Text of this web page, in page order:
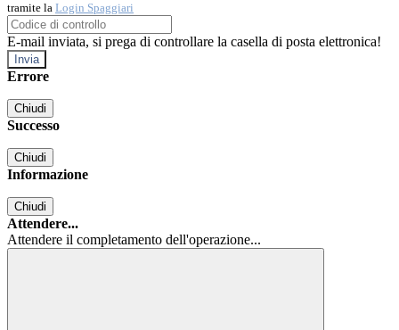
tramite la Login Spaggiari
E-mail inviata, si prega di controllare la casella di posta elettronica!
Errore
Chiudi
Successo
Chiudi
Informazione
Chiudi
Attendere...
Attendere il completamento dell'operazione...